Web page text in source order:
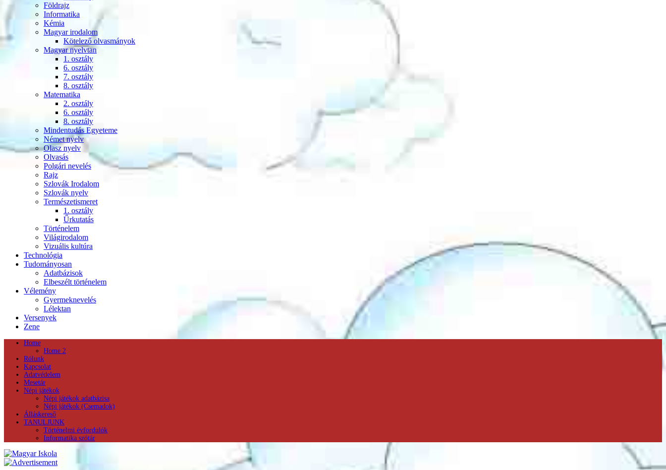
Földrajz
Informatika
Kémia
Magyar irodalom
Kötelező olvasmányok
Magyar nyelvtan
1. osztály
6. osztály
7. osztály
8. osztály
Matematika
2. osztály
6. osztály
8. osztály
Mindentudás Egyeteme
Német nyelv
Olasz nyelv
Olvasás
Polgári nevelés
Rajz
Szlovák Irodalom
Szlovák nyelv
Természetismeret
1. osztály
Űrkutatás
Történelem
Világirodalom
Vizuális kultúra
Technológia
Tudományosan
Adatbázisok
Elbeszélt történelem
Vélemény
Gyermeknevelés
Lélektan
Versenyek
Zene
Home
Home 2
Rólunk
Kapcsolat
Adatvédelem
Mesetár
Népi játékok
Népi játékok adatbázisa
Népi játékok (Csemadok)
Álláskereső
TANULJUNK
Történelmi évfordulók
Informatika szótár